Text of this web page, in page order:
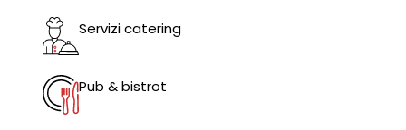
Servizi catering
Pub & bistrot